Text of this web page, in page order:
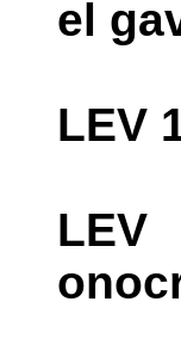
el
LEV